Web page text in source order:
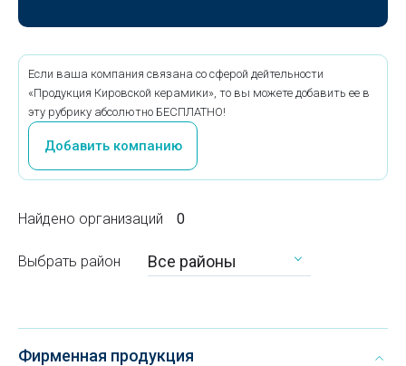
Если ваша компания связана со сферой дейтельности
«Продукция Кировской керамики», то вы можете добавить ее в
эту рубрику абсолютно БЕСПЛАТНО!
Добавить компанию
Найдено организаций 0
Выбрать район Все районы
Фирменная продукция